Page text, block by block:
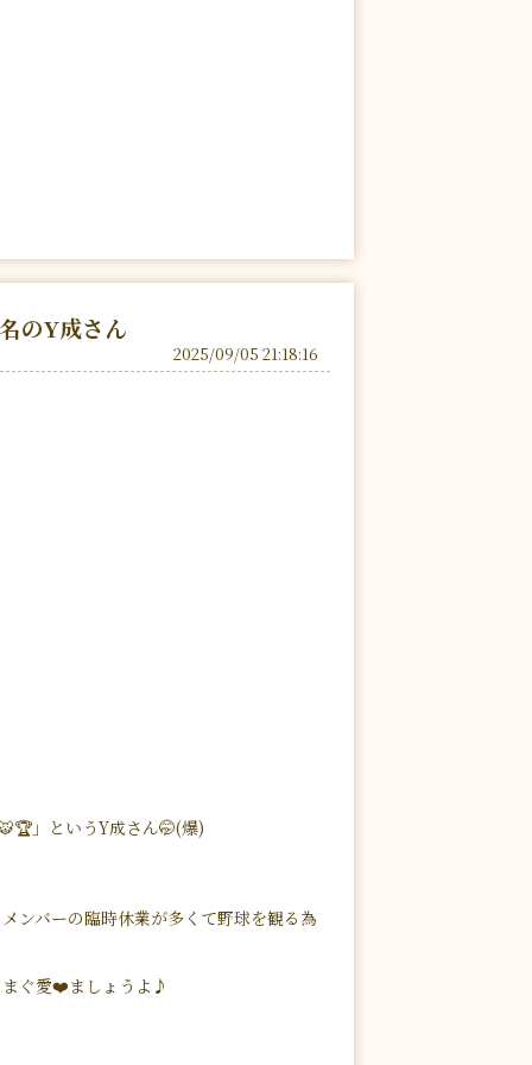
のY成さん
2025/09/05 21:18:16
」というY成さん🤭(爆)
ンバーの臨時休業が多くて野球を観る為
ぐ愛❤️ましょうよ♪